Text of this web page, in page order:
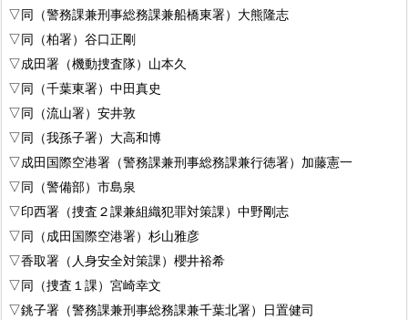
▽同（警務課兼刑事総務課兼船橋東署）大熊隆志
▽同（柏署）谷口正剛
▽成田署（機動捜査隊）山本久
▽同（千葉東署）中田真史
▽同（流山署）安井敦
▽同（我孫子署）大高和博
▽成田国際空港署（警務課兼刑事総務課兼行徳署）加藤憲一
▽同（警備部）市島泉
▽印西署（捜査２課兼組織犯罪対策課）中野剛志
▽同（成田国際空港署）杉山雅彦
▽香取署（人身安全対策課）櫻井裕希
▽同（捜査１課）宮崎幸文
▽銚子署（警務課兼刑事総務課兼千葉北署）日置健司